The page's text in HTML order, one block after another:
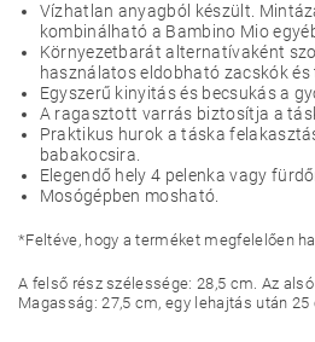
Vízhatlan anyagból készült.
kombinálható a Bambino Mio
Környezetbarát alternatívaként
használatos eldobható zacskók és
Egyszerű kinyitás és becsukás a
A ragasztott varrás biztosítja a
Praktikus hurok a táska
babakocsira.
Elegendő hely 4 pelenka vagy
Mosógépben mosható.
*Feltéve, hogy a terméket megfelelően
A felső rész szélessége: 28,5 cm. Az
Magasság: 27,5 cm, egy lehajtás után 25